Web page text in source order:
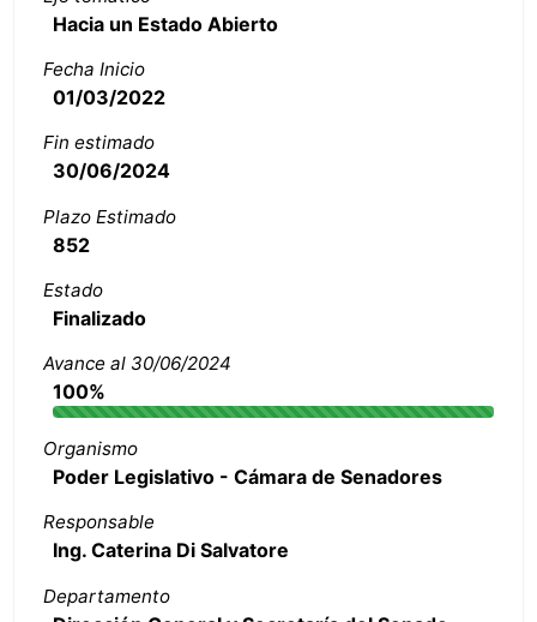
Hacia un Estado Abierto
Fecha Inicio
01/03/2022
Fin estimado
30/06/2024
Plazo Estimado
852
Estado
Finalizado
Avance al 30/06/2024
100%
Organismo
Poder Legislativo - Cámara de Senadores
Responsable
Ing. Caterina Di Salvatore
Departamento